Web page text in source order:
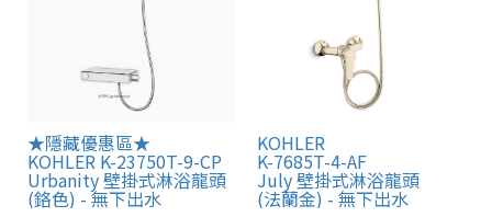
★隱藏優惠區★
KOHLER K-23750T-9-CP
Urbanity 壁掛式淋浴龍頭
(鉻色) - 無下出水
KOHLER
K-7685T-4-AF
July 壁掛式淋浴龍頭
(法蘭金) - 無下出水